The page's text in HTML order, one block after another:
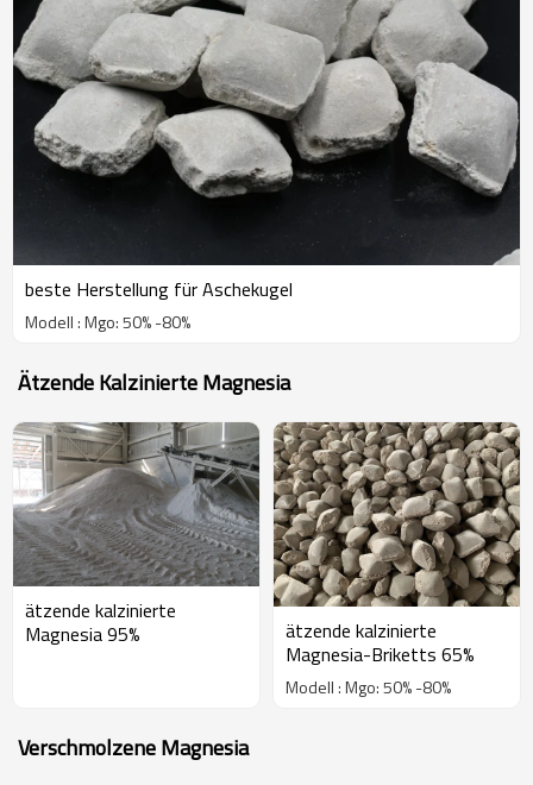
beste Herstellung für Aschekugel
Modell : Mgo: 50% -80%
Ätzende Kalzinierte Magnesia
ätzende kalzinierte
Magnesia 95%
ätzende kalzinierte
Magnesia-Briketts 65%
Modell : Mgo: 50% -80%
Verschmolzene Magnesia